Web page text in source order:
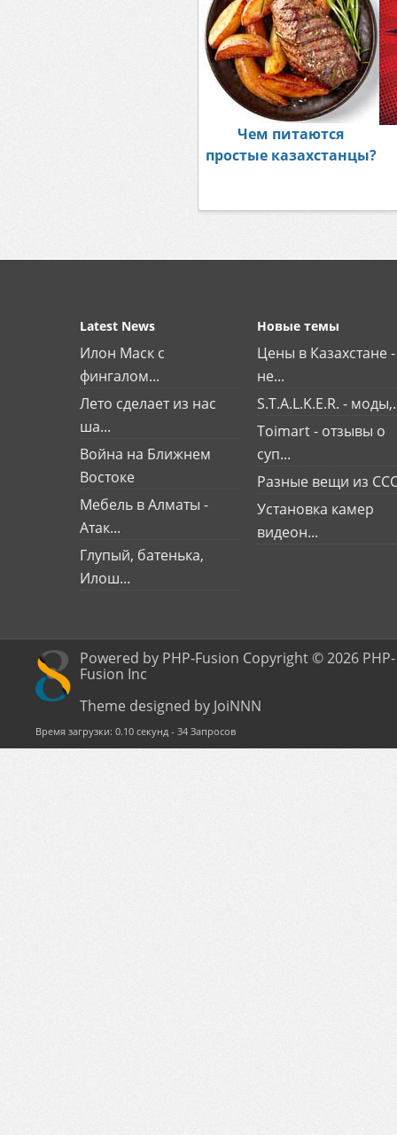
Чем питаются
простые казахстанцы?
Latest News
Илон Маск с
фингалом...
Лето сделает из нас
ша...
Война на Ближнем
Востоке
Мебель в Алматы -
Атак...
Глупый, батенька,
Илош...
Новые темы
Цены в Казахстане -
не...
S.T.A.L.K.E.R. -
Toimart - отзывы о
суп...
Разные вещи из
Установка камер
видеон...
Powered by PHP-Fusion Copyright © 2026 PHP-
Fusion Inc
Theme designed by JoiNNN
Время загрузки: 0.10 секунд - 34 Запросов